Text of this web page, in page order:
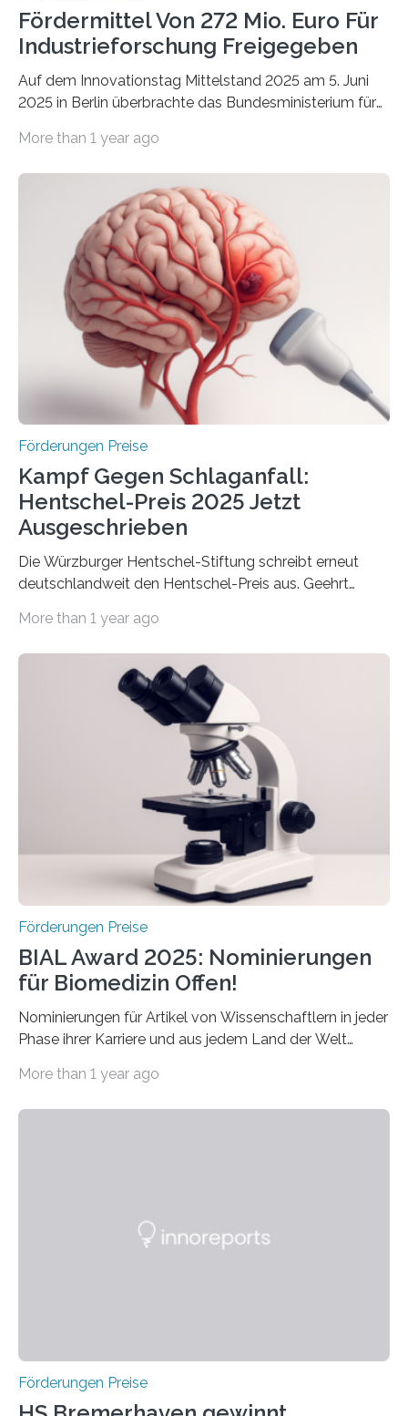
Fördermittel Von 272 Mio. Euro Für
Industrieforschung Freigegeben
Auf dem Innovationstag Mittelstand 2025 am 5. Juni
2025 in Berlin überbrachte das Bundesministerium für
Überplanmäßige Verpflichtungsermächtigungen in
Woche vom Haushaltsausschuss freigegeben – unter
anderem zur Unterstützung der
Industrieforschungsprogramme Industrielle
Gemeinschaftsforschung (IGF), Zentrales
Innovationsprogramm Mittelstand (ZIM) und
Innovationskompetenz INNO-KOM. Auf dem
Innovationstag Mittelstand 2025 am 5. Juni 2025 in
Berlin überbrachte das Bundesministerium für
Wirtschaft und Energie eine gute Nachricht:
Überplanmäßige Verpflichtungsermächtigungen in
More than 1 year ago
Förderungen Preise
Kampf Gegen Schlaganfall:
Hentschel-Preis 2025 Jetzt
Ausgeschrieben
Die Würzburger Hentschel-Stiftung schreibt erneut
deutschlandweit den Hentschel-Preis aus. Geehrt
hochrangige wissenschaftliche Publikation zum Thema
Schlaganfall“ mit Sitz in Würzburg fördert die
Schlaganfallforschung, um die Behandlung der
Betroffenen zu verbessern. Dazu schreibt sie auch in
diesem Jahr wieder deutschlandweit den Hentschel-
Preis aus. Er richtet sich gezielt an jüngere
Forscherinnen und Forscher unter 40 Jahren. Geehrt
werden soll eine herausragende Doktorarbeit oder eine
hochrangige wissenschaftliche Publikation zum Thema
More than 1 year ago
Förderungen Preise
BIAL Award 2025: Nominierungen
für Biomedizin Offen!
Nominierungen für Artikel von Wissenschaftlern in jeder
Phase ihrer Karriere und aus jedem Land der Welt
Leben gerufen, um die bemerkenswertesten
Foundation, des BIAL Award in Biomedicine ist in
More than 1 year ago
Förderungen Preise